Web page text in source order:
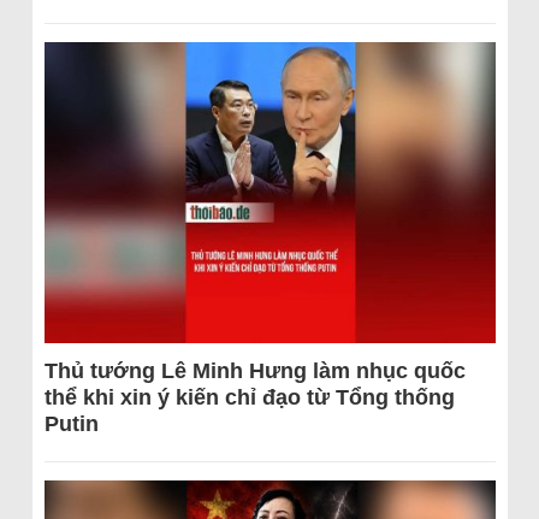
Thủ tướng Lê Minh Hưng làm nhục quốc
thể khi xin ý kiến chỉ đạo từ Tổng thống
Putin